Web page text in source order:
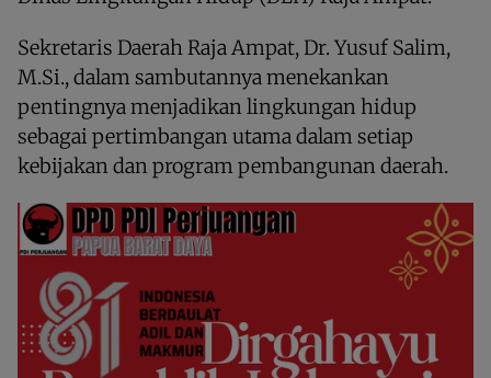
Sekretaris Daerah Raja Ampat, Dr. Yusuf Salim,
M.Si., dalam sambutannya menekankan
pentingnya menjadikan lingkungan hidup
sebagai pertimbangan utama dalam setiap
kebijakan dan program pembangunan daerah.